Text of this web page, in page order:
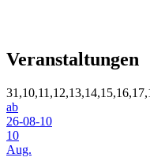
Veranstaltungen
ab
26-08-10
10
Aug.